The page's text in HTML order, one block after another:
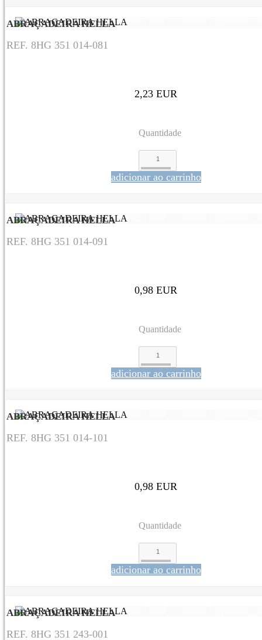
ABRAÇADEIRA HELLA
REF. 8HG 351 014-081
2,23 EUR
Quantidade
adicionar ao carrinho
ABRAÇADEIRA HELLA
REF. 8HG 351 014-091
0,98 EUR
Quantidade
adicionar ao carrinho
ABRAÇADEIRA HELLA
REF. 8HG 351 014-101
0,98 EUR
Quantidade
adicionar ao carrinho
ABRAÇADEIRA HELLA
REF. 8HG 351 243-001